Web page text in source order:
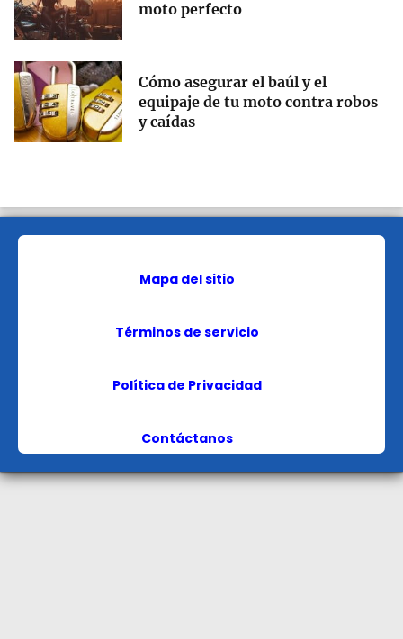
moto perfecto
Cómo asegurar el baúl y el
equipaje de tu moto contra robos
y caídas
Mapa del sitio
Términos de servicio
Política de Privacidad
Contáctanos